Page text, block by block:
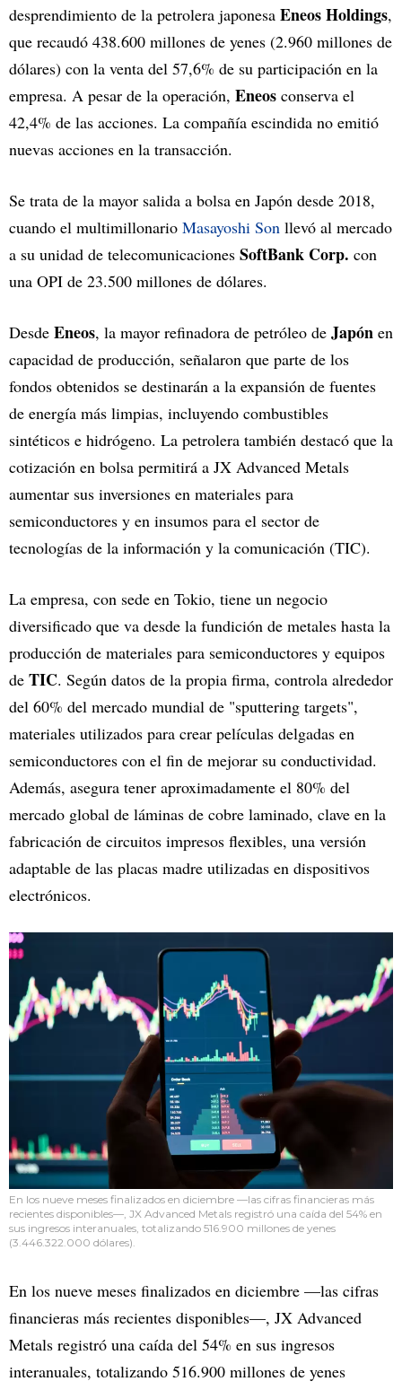
desprendimiento de la petrolera japonesa Eneos Holdings,
que recaudó 438.600 millones de yenes (2.960 millones de
dólares) con la venta del 57,6% de su participación en la
empresa. A pesar de la operación, Eneos conserva el
42,4% de las acciones. La compañía escindida no emitió
nuevas acciones en la transacción.
Se trata de la mayor salida a bolsa en Japón desde 2018,
cuando el multimillonario Masayoshi Son llevó al mercado
a su unidad de telecomunicaciones SoftBank Corp. con
una OPI de 23.500 millones de dólares.
Desde Eneos, la mayor refinadora de petróleo de Japón en
capacidad de producción, señalaron que parte de los
fondos obtenidos se destinarán a la expansión de fuentes
de energía más limpias, incluyendo combustibles
sintéticos e hidrógeno. La petrolera también destacó que la
cotización en bolsa permitirá a JX Advanced Metals
aumentar sus inversiones en materiales para
semiconductores y en insumos para el sector de
tecnologías de la información y la comunicación (TIC).
La empresa, con sede en Tokio, tiene un negocio
diversificado que va desde la fundición de metales hasta la
producción de materiales para semiconductores y equipos
de TIC. Según datos de la propia firma, controla alrededor
del 60% del mercado mundial de "sputtering targets",
materiales utilizados para crear películas delgadas en
semiconductores con el fin de mejorar su conductividad.
Además, asegura tener aproximadamente el 80% del
mercado global de láminas de cobre laminado, clave en la
fabricación de circuitos impresos flexibles, una versión
adaptable de las placas madre utilizadas en dispositivos
electrónicos.
En los nueve meses finalizados en diciembre —las cifras financieras más
recientes disponibles—, JX Advanced Metals registró una caída del 54% en
sus ingresos interanuales, totalizando 516.900 millones de yenes
(3.446.322.000 dólares).
En los nueve meses finalizados en diciembre —las cifras
financieras más recientes disponibles—, JX Advanced
Metals registró una caída del 54% en sus ingresos
interanuales, totalizando 516.900 millones de yenes